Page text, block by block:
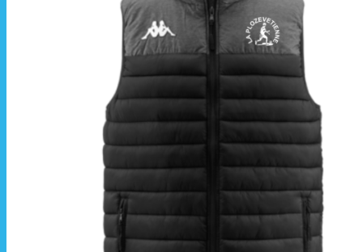
À partir de ces dates, le
délai de livraison est
d'environ 3 semaines
La livraison est effectuéedirectement au club
La commande est à récupérer auprès du
référent des équipements du club